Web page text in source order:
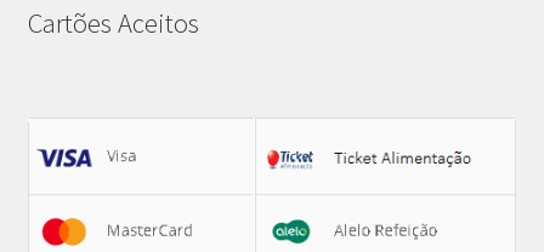
Cartões Aceitos